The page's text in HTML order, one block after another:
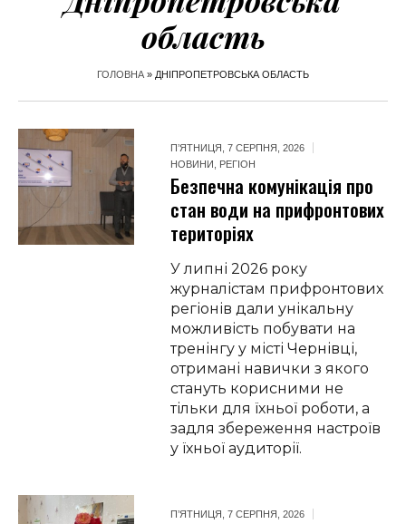
область
ГОЛОВНА » ДНІПРОПЕТРОВСЬКА ОБЛАСТЬ
П’ЯТНИЦЯ, 7 СЕРПНЯ, 2026
НОВИНИ
РЕГІОН
Безпечна комунікація про
стан води на прифронтових
територіях
У липні 2026 року
журналістам прифронтових
регіонів дали унікальну
можливість побувати на
тренінгу у місті Чернівці,
отримані навички з якого
стануть корисними не
тільки для їхньої роботи, а
задля збереження настроїв
у їхньої аудиторії.
П’ЯТНИЦЯ, 7 СЕРПНЯ, 2026